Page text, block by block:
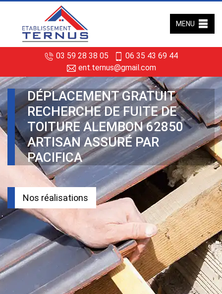
03 59 28 38 05
06 35 43 69 44
ent.ternus@gmail.com
MENU
DÉPLACEMENT GRATUIT
RECHERCHE DE FUITE DE
TOITURE ALEMBON 62850
ARTISAN ASSURÉ PAR
PACIFICA
Nos réalisations